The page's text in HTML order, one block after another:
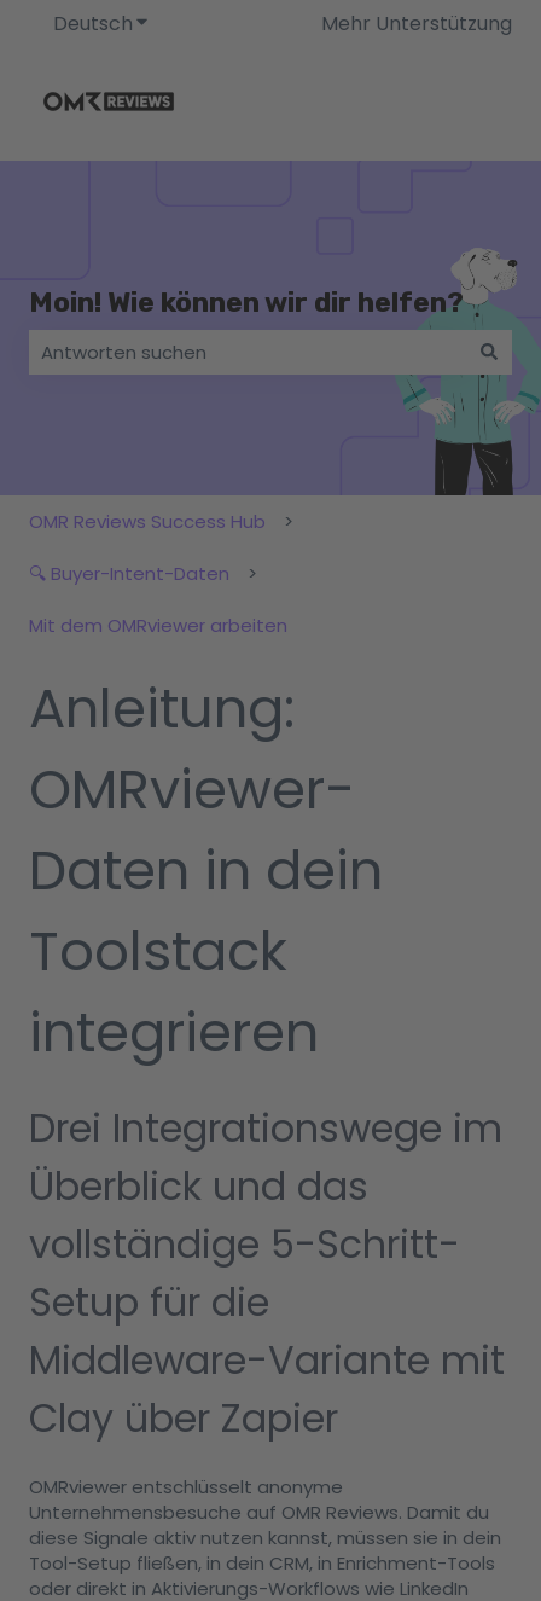
DeutschUntermenü für Übersetzungen anzeigen
Mehr Unterstützung
Moin! Wie können wir dir helfen?
Es gibt keine Vorschläge, da das Suchfeld leer ist.
OMR Reviews Success Hub
🔍 Buyer-Intent-Daten
Mit dem OMRviewer arbeiten
Anleitung:
OMRviewer-
Daten in dein
Toolstack
integrieren
Drei Integrationswege im
Überblick und das
vollständige 5-Schritt-
Setup für die
Middleware-Variante mit
Clay über Zapier
OMRviewer entschlüsselt anonyme
Unternehmensbesuche auf OMR Reviews. Damit du
diese Signale aktiv nutzen kannst, müssen sie in dein
Tool-Setup fließen, in dein CRM, in Enrichment-Tools
oder direkt in Aktivierungs-Workflows wie LinkedIn